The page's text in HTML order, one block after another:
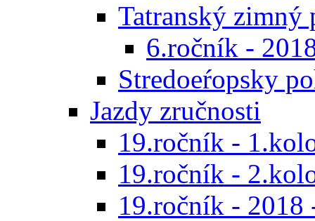
Tatranský zimný
6.ročník -
Stredoeŕopsky
Jazdy zručnosti
19.ročník -
19.ročník -
19.ročník - 2018